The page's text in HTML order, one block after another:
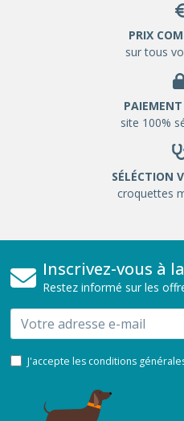
PRIX
sur tous
PAIEMENT
site 100%
SÉLÉCTION
croquettes
Inscrivez-vous à
Restez informé sur les
Email
J'accepte les conditions